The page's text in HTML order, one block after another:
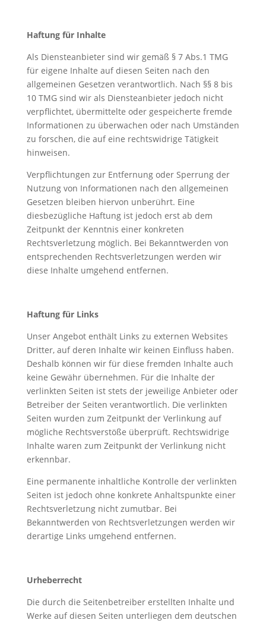
Haftung für Inhalte
Als Diensteanbieter sind wir gemäß § 7 Abs.1 TMG
für eigene Inhalte auf diesen Seiten nach den
allgemeinen Gesetzen verantwortlich. Nach §§ 8 bis
10 TMG sind wir als Diensteanbieter jedoch nicht
verpflichtet, übermittelte oder gespeicherte fremde
Informationen zu überwachen oder nach Umständen
zu forschen, die auf eine rechtswidrige Tätigkeit
hinweisen.
Verpflichtungen zur Entfernung oder Sperrung der
Nutzung von Informationen nach den allgemeinen
Gesetzen bleiben hiervon unberührt. Eine
diesbezügliche Haftung ist jedoch erst ab dem
Zeitpunkt der Kenntnis einer konkreten
Rechtsverletzung möglich. Bei Bekanntwerden von
entsprechenden Rechtsverletzungen werden wir
diese Inhalte umgehend entfernen.
Haftung für Links
Unser Angebot enthält Links zu externen Websites
Dritter, auf deren Inhalte wir keinen Einfluss haben.
Deshalb können wir für diese fremden Inhalte auch
keine Gewähr übernehmen. Für die Inhalte der
verlinkten Seiten ist stets der jeweilige Anbieter oder
Betreiber der Seiten verantwortlich. Die verlinkten
Seiten wurden zum Zeitpunkt der Verlinkung auf
mögliche Rechtsverstöße überprüft. Rechtswidrige
Inhalte waren zum Zeitpunkt der Verlinkung nicht
erkennbar.
Eine permanente inhaltliche Kontrolle der verlinkten
Seiten ist jedoch ohne konkrete Anhaltspunkte einer
Rechtsverletzung nicht zumutbar. Bei
Bekanntwerden von Rechtsverletzungen werden wir
derartige Links umgehend entfernen.
Urheberrecht
Die durch die Seitenbetreiber erstellten Inhalte und
Werke auf diesen Seiten unterliegen dem deutschen